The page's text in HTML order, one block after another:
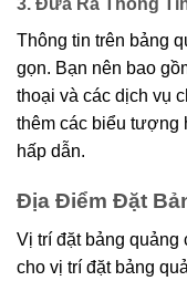
3. Đưa Ra Thông
Thông tin trên bảng
gọn. Bạn nên bao
thoại và các dịch vụ
thêm các biểu tượng
hấp dẫn.
Địa Điểm Đặt
Vị trí đặt bảng quảng
cho vị trí đặt bảng